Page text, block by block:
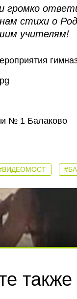
громко
стихи о
учителям!
№ 1 Балаково
на пляже
также